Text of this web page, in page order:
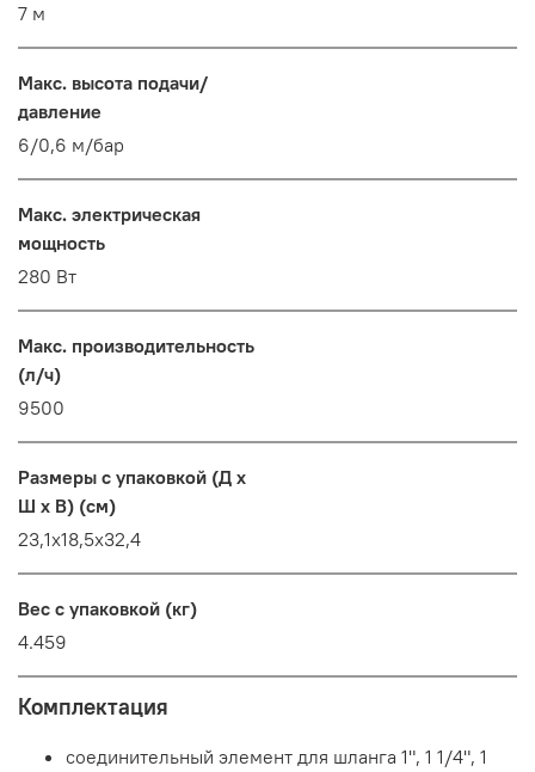
7 м
Макс. высота подачи/
давление
6/0,6 м/бар
Макс. электрическая
мощность
280 Вт
Макс. производительность
(л/ч)
9500
Размеры с упаковкой (Д x
Ш x В) (см)
23,1х18,5х32,4
Вес с упаковкой (кг)
4.459
Комплектация
соединительный элемент для шланга 1", 1 1/4", 1